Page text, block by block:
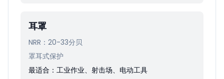
耳罩
NRR：20-33分贝
罩耳式保护
最适合：工业作业、射击场、电动工具